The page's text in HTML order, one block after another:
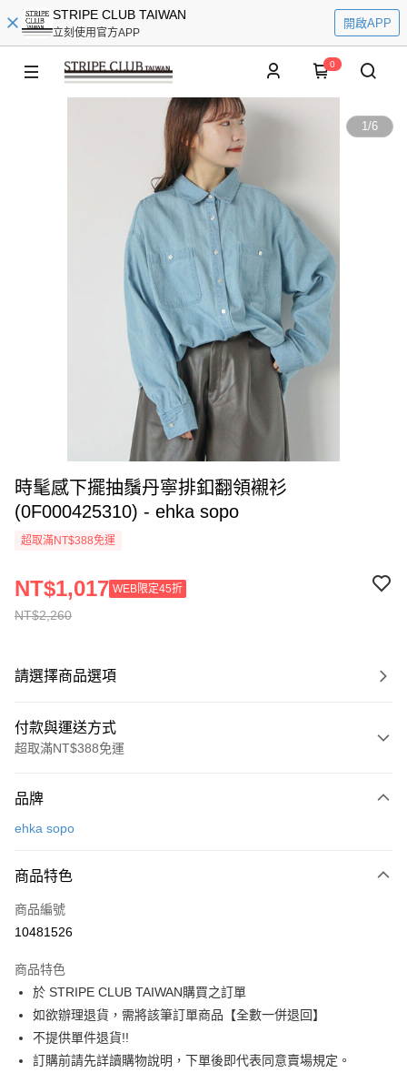
STRIPE CLUB TAIWAN
立刻使用官方APP
開啟APP
0
1/6
時髦感下擺抽鬚丹寧排釦翻領襯衫
(0F000425310) - ehka sopo
超取滿NT$388免運
NT$2,260
NT$1,017 WEB限定45折
請選擇商品選項
付款與運送方式
超取滿NT$388免運
信用卡一次付款
3 期 0 利率 每期
合作金庫商業銀行
上海商業儲蓄銀行
臺灣中小企業銀行
匯豐（台灣）商業銀行
華泰商業銀行
聯邦商業銀行
遠東國際商業銀行
元大商業銀行
玉山商業銀行
星展（台灣）商業銀行
超商取貨付款
LINE Pay
Apple Pay
街口支付
悠遊付
品牌
ehka sopo
商品特色
商品編號
10481526
商品特色
於 STRIPE CLUB TAIWAN購買之訂單
如欲辦理退貨，需將該筆訂單商品【全數一併退回】
不提供單件退貨!!
訂購前請先詳讀購物說明，下單後即代表同意賣場規定。